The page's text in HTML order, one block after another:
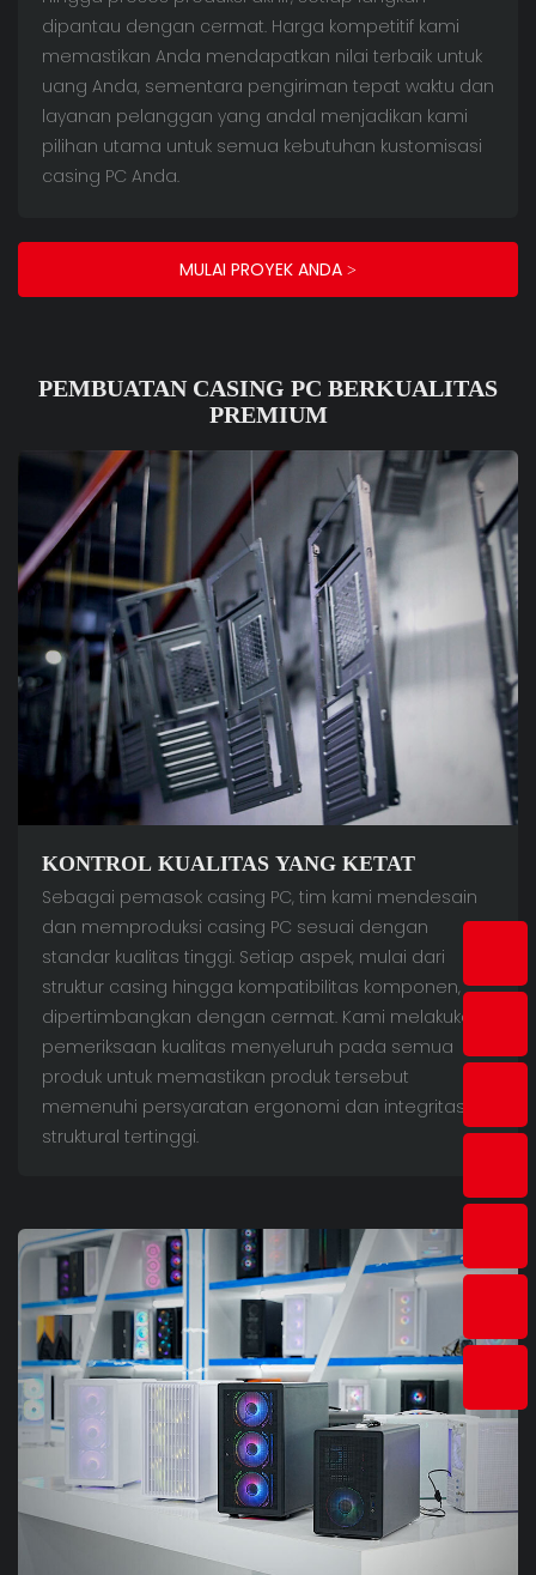
dipantau dengan cermat. Harga kompetitif kami
memastikan Anda mendapatkan nilai terbaik untuk
uang Anda, sementara pengiriman tepat waktu dan
layanan pelanggan yang andal menjadikan kami
pilihan utama untuk semua kebutuhan kustomisasi
casing PC Anda.
MULAI PROYEK ANDA >
PEMBUATAN CASING PC BERKUALITAS
PREMIUM
KONTROL KUALITAS YANG KETAT
Sebagai pemasok casing PC, tim kami mendesain
dan memproduksi casing PC sesuai dengan
standar kualitas tinggi. Setiap aspek, mulai dari
struktur casing hingga kompatibilitas komponen,
dipertimbangkan dengan cermat. Kami melakukan
pemeriksaan kualitas menyeluruh pada semua
produk untuk memastikan produk tersebut
memenuhi persyaratan ergonomi dan integritas
struktural tertinggi.